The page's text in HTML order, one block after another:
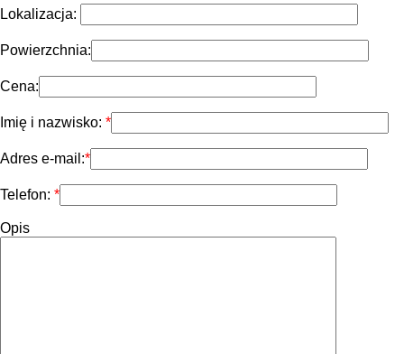
Lokalizacja:
Powierzchnia:
Cena:
Imię i nazwisko:
Adres e-mail:
Telefon:
Opis